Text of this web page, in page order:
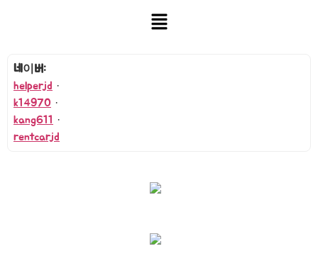
네이버:
helperjd ·
k14970 ·
kang611 ·
rentcarjd